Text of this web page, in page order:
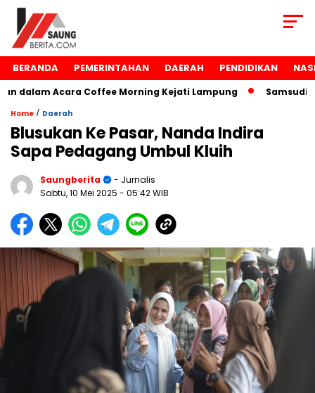
BERANDA PEMERINTAHAN DAERAH PENDIDIKAN
dalam Acara Coffee Morning Kejati Lampung Samsudin
Home / Daerah
Blusukan Ke Pasar, Nanda Indira
Sapa Pedagang Umbul Kluih
Saungberita
- Jurnalis
Sabtu, 10 Mei 2025 - 05:42 WIB